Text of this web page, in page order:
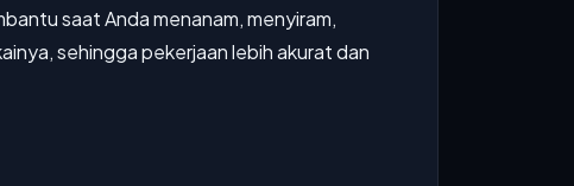
saat Anda menanam, menyiram,
sehingga pekerjaan lebih akurat dan